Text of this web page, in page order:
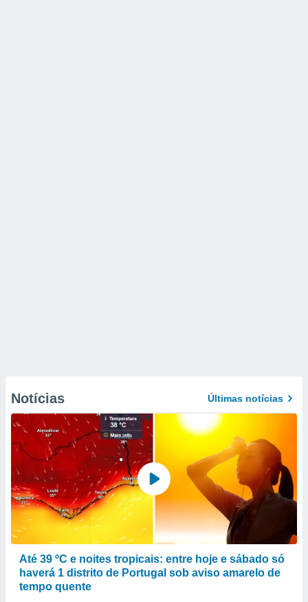
Notícias Últimas notícias
Até 39 ºC e noites tropicais: entre hoje e sábado só
haverá 1 distrito de Portugal sob aviso amarelo de
tempo quente